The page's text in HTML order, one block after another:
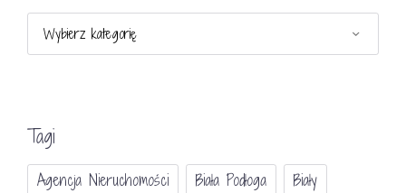
Tagi
Agencja Nieruchomości Biała Podłoga
Biały